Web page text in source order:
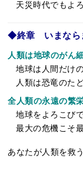
天災時代でもよ
◆終章 いまなら
人類は地球のがん
地球は人間だけ
人類は恐竜のた
全人類の永遠の繁
地球をよろこび
最大の危機こそ
あなたが人類を救